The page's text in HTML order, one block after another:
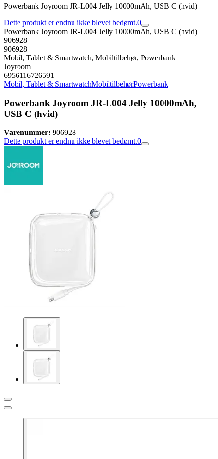
Powerbank Joyroom JR-L004 Jelly 10000mAh, USB C (hvid)
Dette produkt er endnu ikke blevet bedømt.0
Powerbank Joyroom JR-L004 Jelly 10000mAh, USB C (hvid)
906928
906928
Mobil, Tablet & Smartwatch, Mobiltilbehør, Powerbank
Joyroom
6956116726591
Mobil, Tablet & SmartwatchMobiltilbehørPowerbank
Powerbank Joyroom JR-L004 Jelly 10000mAh,
USB C (hvid)
Varenummer: 906928
Dette produkt er endnu ikke blevet bedømt.0